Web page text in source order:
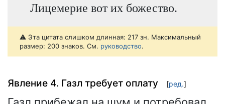
Лицемерие вот их божество.
⚠️ Эта цитата слишком длинная: 217 зн. Максимальный
размер: 200 знаков. См. руководство.
Явление 4. Газл требует оплату [ред.]